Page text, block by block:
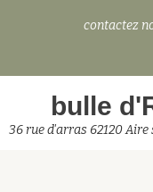
contenu
contactez
bulle
36 rue d'arras 62120 Aire